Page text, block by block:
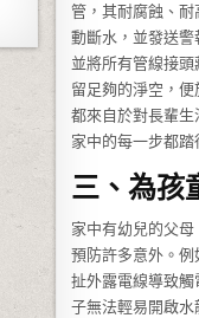
管，其耐腐蝕、
動斷水，並發送
並將所有管線接
留足夠的淨空，
都來自於對長輩
家中的每一步都踏
三、為孩
家中有幼兒的父
預防許多意外。
扯外露電線導致
子無法輕易開啟